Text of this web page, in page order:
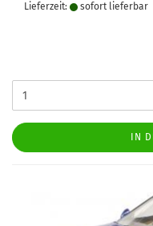
Lieferzeit: sofort lie­fer­bar
IN